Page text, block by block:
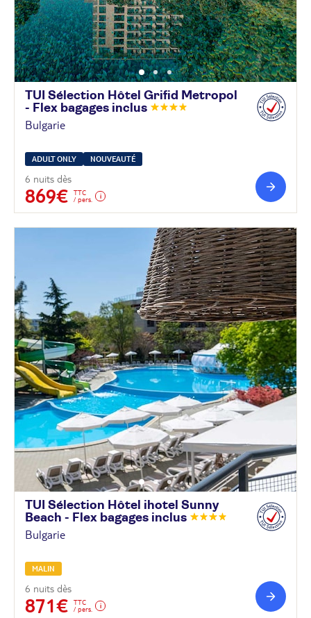
TUI Sélection Hôtel Grifid Metropol
- Flex bagages inclus
Bulgarie
ADULT ONLY NOUVEAUTÉ
6 nuits dès
869€
TTC
/ pers.
TUI Sélection Hôtel ihotel Sunny
Beach - Flex bagages inclus
Bulgarie
MALIN
6 nuits dès
871€
TTC
/ pers.